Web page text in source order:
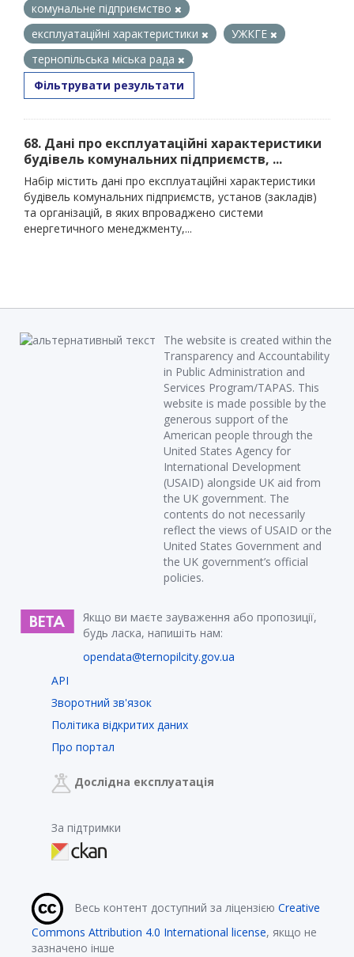
комунальне підприємство
експлуатаційні характеристики
УЖКГЕ
тернопільська міська рада
Фільтрувати результати
68. Дані про експлуатаційні характеристики
будівель комунальних підприємств, ...
Набір містить дані про експлуатаційні характеристики
будівель комунальних підприємств, установ (закладів)
та організацій, в яких впроваджено системи
енергетичного менеджменту,...
The website is created within the
Transparency and Accountability
in Public Administration and
Services Program/TAPAS. This
website is made possible by the
generous support of the
American people through the
United States Agency for
International Development
(USAID) alongside UK aid from
the UK government. The
contents do not necessarily
reflect the views of USAID or the
United States Government and
the UK government’s official
policies.
Якщо ви маєте зауваження або пропозиції,
будь ласка, напишіть нам:
opendata@ternopilcity.gov.ua
API
Зворотний зв'язок
Політика відкритих даних
Про портал
Дослідна експлуатація
За підтримки
Весь контент доступний за ліцензією Creative
Commons Attribution 4.0 International license, якщо не
зазначено інше